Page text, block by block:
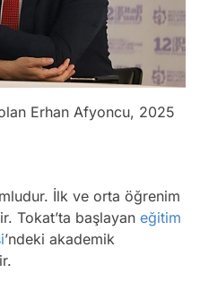
Erhan Afyoncu, 2025
İlk ve orta öğrenim
Tokat’ta başlayan eğitim
’ndeki akademik